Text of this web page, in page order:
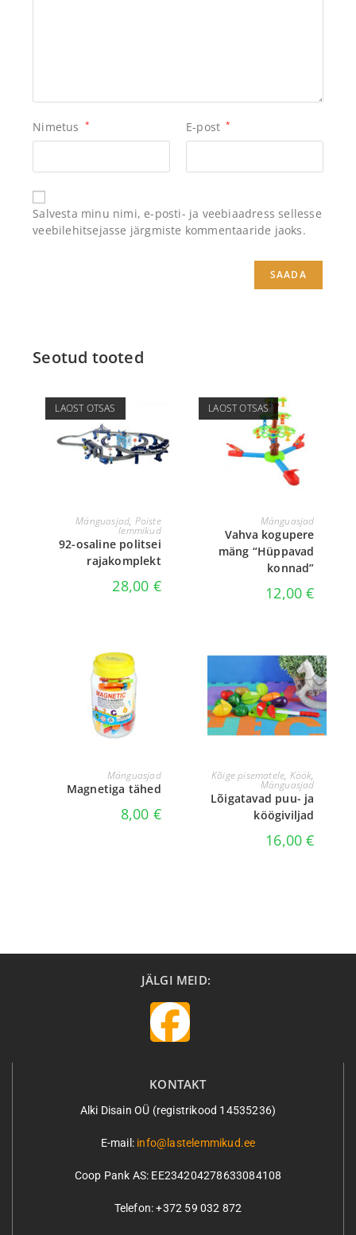
Nimetus * E-post *
Salvesta minu nimi, e-posti- ja veebiaadress sellesse
veebilehitsejasse järgmiste kommentaaride jaoks.
Seotud tooted
LAOST OTSAS
LOE EDASI
Mänguasjad, Poiste
lemmikud
92-osaline politsei
rajakomplekt
28,00 €
LAOST OTSAS
LOE EDASIMänguasjad
Vahva kogupere
mäng “Hüppavad
konnad”
12,00€
LISA KORVIMänguasjad
Magnetiga tähed
8,00 €
LISA KORVI
Kõige pisematele, Köök,
Mänguasjad
Lõigatavad puu- ja
köögiviljad
16,00€
KONTAKT
Alki Disain OÜ (registrikood 14535236)
E-mail: info@lastelemmikud.ee
Coop Pank AS: EE234204278633084108
Telefon: +372 59 032 872
JÄLGI MEID: